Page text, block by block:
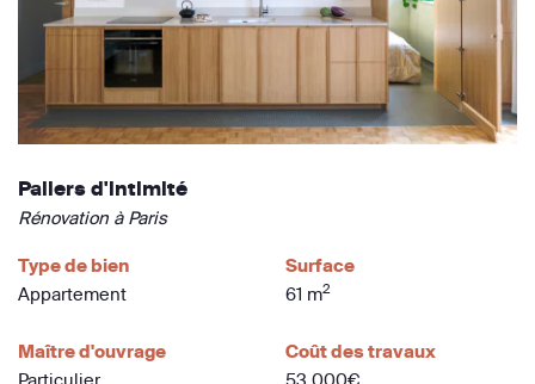
Paliers d'intimité
Rénovation à Paris
Type de bien
Appartement
Surface
61 m2
Maître d'ouvrage
Coût des travaux